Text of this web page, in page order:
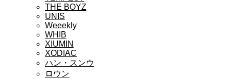
THE BOYZ
UNIS
Weeekly
WHIB
XIUMIN
XODIAC
ハン・スンウ
ロウン